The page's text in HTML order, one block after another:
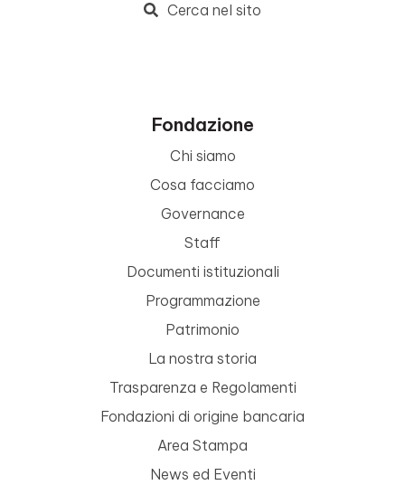
Cerca nel sito
Fondazione
Chi siamo
Cosa facciamo
Governance
Staff
Documenti istituzionali
Programmazione
Patrimonio
La nostra storia
Trasparenza e Regolamenti
Fondazioni di origine bancaria
Area Stampa
News ed Eventi